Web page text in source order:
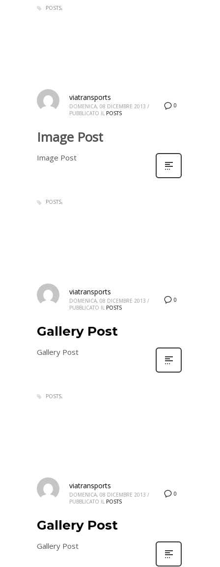
POSTS
0
viatransports
DOMENICA, 08 DICEMBRE 2013 /
PUBBLICATO IL POSTS
Image Post
Image Post
POSTS
0
viatransports
DOMENICA, 08 DICEMBRE 2013 /
PUBBLICATO IL POSTS
Gallery Post
Gallery Post
POSTS
0
viatransports
DOMENICA, 08 DICEMBRE 2013 /
PUBBLICATO IL POSTS
Gallery Post
Gallery Post